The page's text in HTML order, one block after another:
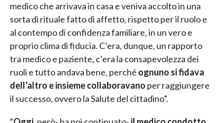
medico che arrivava in casa e veniva accolto in una
sorta di rituale fatto di affetto, rispetto per il ruolo e
al contempo di confidenza familiare, in un vero e
proprio clima di fiducia. C’era, dunque, un rapporto
tra medico e paziente, c’era la consapevolezza dei
ruoli e tutto andava bene, perché ognuno si fidava
dell’altro e insieme collaboravano per raggiungere
il successo, ovvero la Salute del cittadino”.